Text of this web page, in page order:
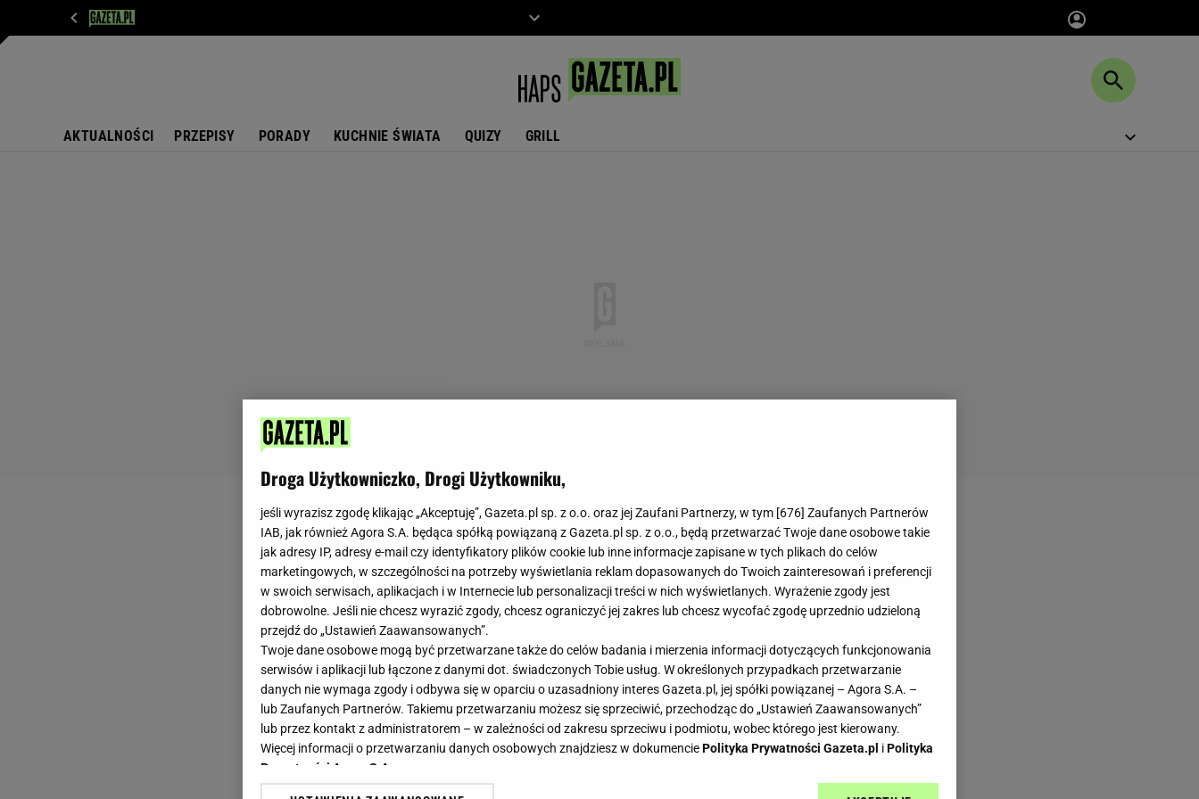
AKTUALNOŚCI PRZEPISY PORADY KUCHNIE ŚWIATA QUIZY GRILL
Droga Użytkowniczko, Drogi Użytkowniku,
jeśli wyrazisz zgodę klikając „Akceptuję”, Gazeta.pl sp. z o.o. oraz jej Zaufani Partnerzy, w tym [676] Zaufanych Partnerów
IAB, jak również Agora S.A. będąca spółką powiązaną z Gazeta.pl sp. z o.o., będą przetwarzać Twoje dane osobowe takie
jak adresy IP, adresy e-mail czy identyfikatory plików cookie lub inne informacje zapisane w tych plikach do celów
marketingowych, w szczególności na potrzeby wyświetlania reklam dopasowanych do Twoich zainteresowań i preferencji
w swoich serwisach, aplikacjach i w Internecie lub personalizacji treści w nich wyświetlanych. Wyrażenie zgody jest
dobrowolne. Jeśli nie chcesz wyrazić zgody, chcesz ograniczyć jej zakres lub chcesz wycofać zgodę uprzednio udzieloną
przejdź do „Ustawień Zaawansowanych”.
Twoje dane osobowe mogą być przetwarzane także do celów badania i mierzenia informacji dotyczących funkcjonowania
serwisów i aplikacji lub łączone z danymi dot. świadczonych Tobie usług. W określonych przypadkach przetwarzanie
danych nie wymaga zgody i odbywa się w oparciu o uzasadniony interes Gazeta.pl, jej spółki powiązanej – Agora S.A. –
lub Zaufanych Partnerów. Takiemu przetwarzaniu możesz się sprzeciwić, przechodząc do „Ustawień Zaawansowanych”
lub przez kontakt z administratorem – w zależności od zakresu sprzeciwu i podmiotu, wobec którego jest kierowany.
Więcej informacji o przetwarzaniu danych osobowych znajdziesz w dokumenciePolityka Prywatności Gazeta.pl iPolityka
Prywatności Agora S.A.